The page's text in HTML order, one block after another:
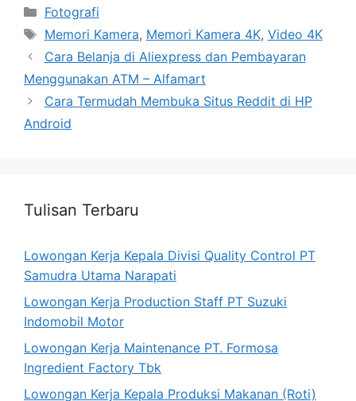
Categories
Fotografi
Tags
Memori Kamera, Memori Kamera 4K, Video 4K
Cara Belanja di Aliexpress dan Pembayaran
Menggunakan ATM – Alfamart
Cara Termudah Membuka Situs Reddit di HP
Android
Tulisan Terbaru
Lowongan Kerja Kepala Divisi Quality Control PT
Samudra Utama Narapati
Lowongan Kerja Production Staff PT Suzuki
Indomobil Motor
Lowongan Kerja Maintenance PT. Formosa
Ingredient Factory Tbk
Lowongan Kerja Kepala Produksi Makanan (Roti)